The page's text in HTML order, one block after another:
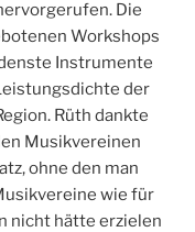
Die
Workshops
Instrumente
der
Rüth dankte
Musikvereinen
ohne den man
wie für
nicht hätte erzielen